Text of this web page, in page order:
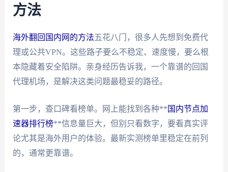
方法
海外翻回国内网的方法五花八门，很多人先想到免费代
理或公共VPN。这些路子要么不稳定、速度慢，要么根
本隐藏着安全陷阱。亲身经历告诉我，一个靠谱的回国
代理机场，是解决这类问题最稳妥的路径。
第一步，查口碑看榜单。网上能找到各种** 国内节点加
速器排行榜**信息量巨大，但别只看数字，要看真实评
论尤其是海外用户的体验。最新实测榜单里稳定在前列
的，通常更靠谱。